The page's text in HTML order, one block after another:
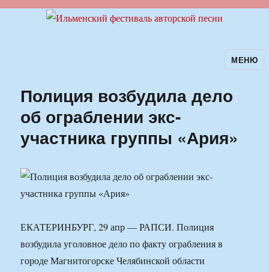
Ильменский фестиваль авторскойМЕНЮ
Полиция возбудила дело
об ограблении экс-
участника группы «Ария»
ЕКАТЕРИНБУРГ, 29 апр — РАПСИ. Полиция
возбудила уголовное дело по факту ограбления в
городе Магнитогорске Челябинской области